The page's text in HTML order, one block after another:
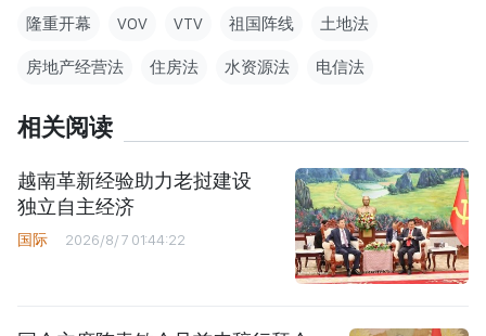
隆重开幕 VOV VTV 祖国阵线 土地法
房地产经营法 住房法 水资源法 电信法
相关阅读
越南革新经验助力老挝建设
独立自主经济
国际 2026/8/7 01:44:22